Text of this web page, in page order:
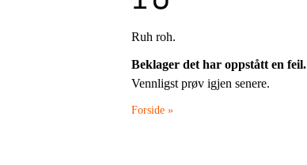
Ruh roh.
Beklager det har oppstått en feil.
Vennligst prøv igjen senere.
Forside »